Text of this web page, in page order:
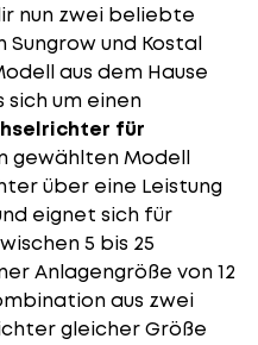
nun zwei beliebte
und Kostal
aus dem Hause
sich um einen
für
gewählten Modell
über eine Leistung
eignet sich für
5 bis 25
Anlagengröße von 12
aus zwei
gleicher Größe